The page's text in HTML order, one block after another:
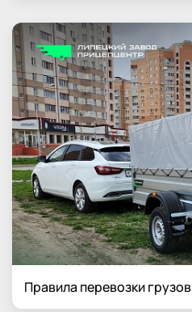
Правила перевозки грузов